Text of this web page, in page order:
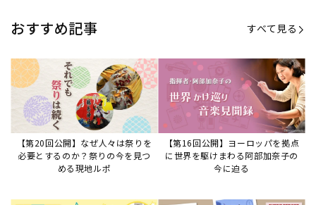
おすすめ記事 すべて見る
【第20回公開】なぜ人々は祭りを
必要とするのか？祭りの今を見つ
める現地ルポ
【第16回公開】ヨーロッパを拠点
に世界を駆けまわる阿部加奈子の
今に迫る